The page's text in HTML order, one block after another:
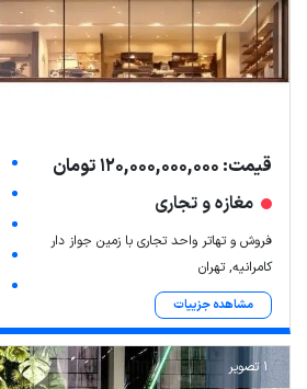
قیمت: 120,000,000,000 تومان
مغازه و تجاری
فروش و تهاتر واحد تجاری با زمین جواز دار
کامرانیه, تهران
مشاهده جزییات
1 تصویر